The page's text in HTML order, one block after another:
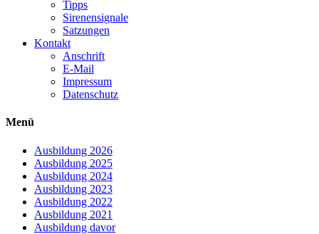
Tipps
Sirenensignale
Satzungen
Kontakt
Anschrift
E-Mail
Impressum
Datenschutz
Menü
Ausbildung 2026
Ausbildung 2025
Ausbildung 2024
Ausbildung 2023
Ausbildung 2022
Ausbildung 2021
Ausbildung davor